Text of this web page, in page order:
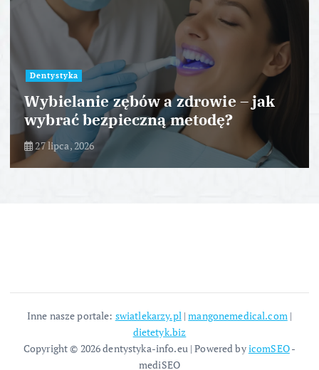
Dentystyka
Wybielanie zębów a zdrowie – jak
wybrać bezpieczną metodę?
27 lipca, 2026
Inne nasze portale: swiatlekarzy.pl|mangonemedical.com|
dietetyk.biz
Copyright © 2026 dentystyka-info.eu | Powered byicomSEO-
mediSEO